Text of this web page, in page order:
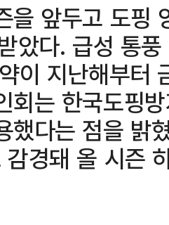
을 앞두고 도핑
았다. 급성 통
이 지난해부터
회는 한국도핑
했다는 점을 밝
경돼 올 시즌